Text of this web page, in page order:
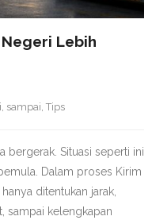
Lebih
, sampai, Tips
bergerak. Situasi seperti ini
Dalam proses Kirim
ditentukan jarak,
sampai kelengkapan